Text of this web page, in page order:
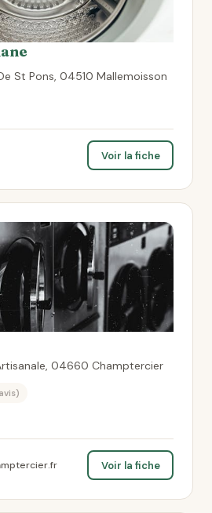
St Pons, 04510 Mallemoisson
Voir la fiche
04660 Champtercier
Voir la fiche